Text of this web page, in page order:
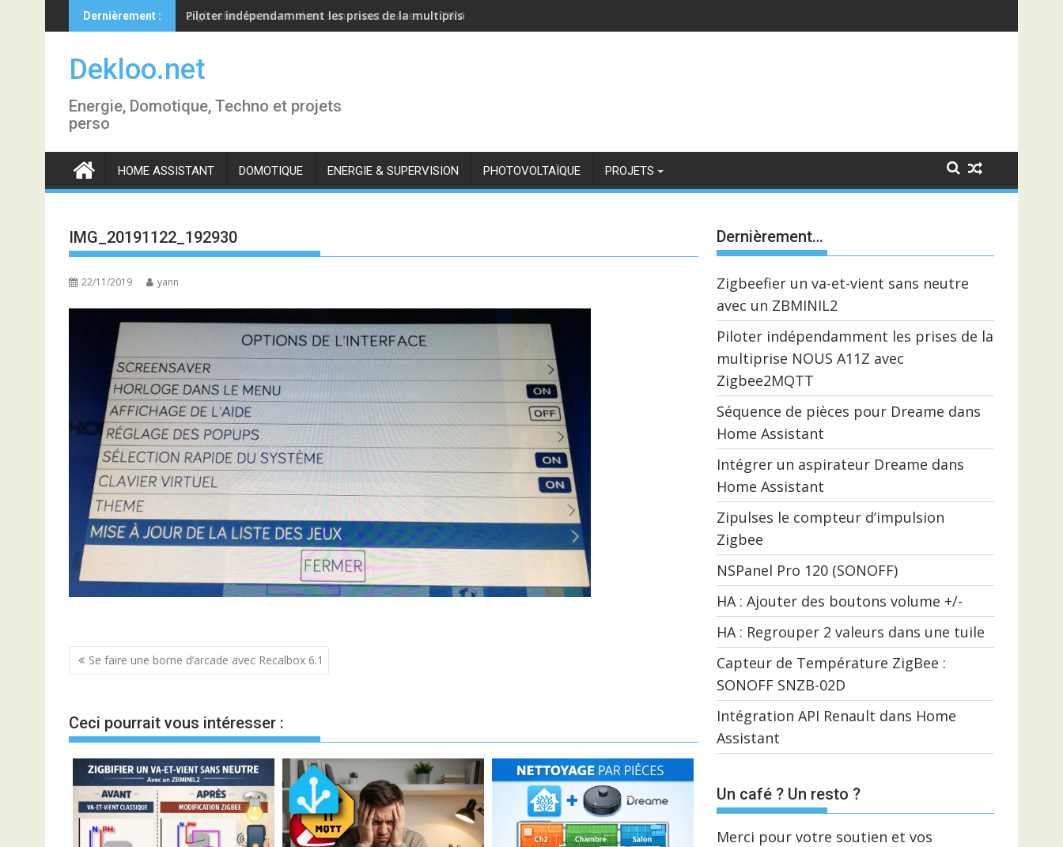
to
content
Dernièrement : Piloter indépendamment les prises de la multiprise NOUS A11Z avec Zigbee2MQTT
Dekloo.net
Energie, Domotique, Techno et projets
perso
HOME ASSISTANT DOMOTIQUE ENERGIE & SUPERVISION PHOTOVOLTAÏQUE PROJETS
IMG_20191122_192930
22/11/2019 yann
Navigation
l’article
Se faire une borne d’arcade avec Recalbox 6.1
Ceci pourrait vous intéresser :
Dernièrement…
Zigbeefier un va-et-vient sans neutre
avec un ZBMINIL2
Piloter indépendamment les prises de la
multiprise NOUS A11Z avec
Zigbee2MQTT
Séquence de pièces pour Dreame dans
Home Assistant
Intégrer un aspirateur Dreame dans
Home Assistant
Zipulses le compteur d’impulsion
Zigbee
NSPanel Pro 120 (SONOFF)
HA : Ajouter des boutons volume +/-
HA : Regrouper 2 valeurs dans une tuile
Capteur de Température ZigBee :
SONOFF SNZB-02D
Intégration API Renault dans Home
Assistant
Un café ? Un resto ?
Merci pour votre soutien et vos